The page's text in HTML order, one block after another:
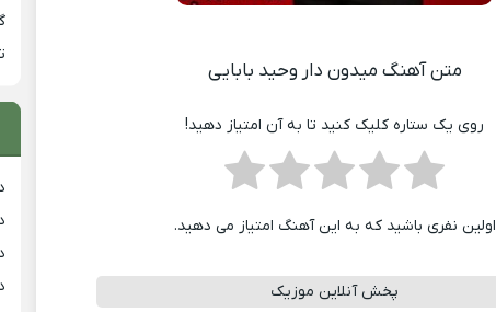
متن آهنگ میدون دار وحید بابایی
روی یک ستاره کلیک کنید تا به آن امتیاز دهید!
اولین نفری باشید که به این آهنگ امتیاز می دهید.
پخش آنلاین موزیک